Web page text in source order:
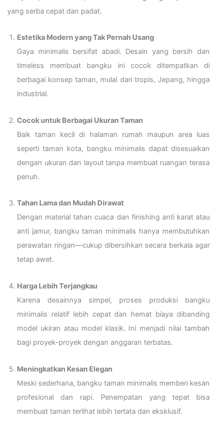
yang serba cepat dan padat.
Estetika Modern yang Tak Pernah Usang
Gaya minimalis bersifat abadi. Desain yang bersih dan
timeless membuat bangku ini cocok ditempatkan di
berbagai konsep taman, mulai dari tropis, Jepang, hingga
industrial.
Cocok untuk Berbagai Ukuran Taman
Baik taman kecil di halaman rumah maupun area luas
seperti taman kota, bangku minimalis dapat disesuaikan
dengan ukuran dan layout tanpa membuat ruangan terasa
penuh.
Tahan Lama dan Mudah Dirawat
Dengan material tahan cuaca dan finishing anti karat atau
anti jamur, bangku taman minimalis hanya membutuhkan
perawatan ringan—cukup dibersihkan secara berkala agar
tetap awet.
Harga Lebih Terjangkau
Karena desainnya simpel, proses produksi bangku
minimalis relatif lebih cepat dan hemat biaya dibanding
model ukiran atau model klasik. Ini menjadi nilai tambah
bagi proyek-proyek dengan anggaran terbatas.
Meningkatkan Kesan Elegan
Meski sederhana, bangku taman minimalis memberi kesan
profesional dan rapi. Penempatan yang tepat bisa
membuat taman terlihat lebih tertata dan eksklusif.